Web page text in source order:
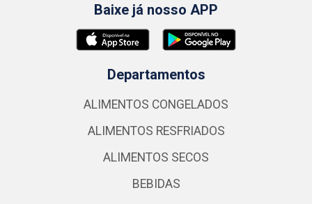
Baixe já nosso APP
Departamentos
ALIMENTOS CONGELADOS
ALIMENTOS RESFRIADOS
ALIMENTOS SECOS
BEBIDAS